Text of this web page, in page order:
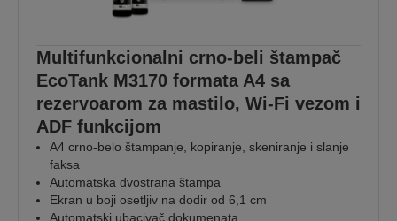
Multifunkcionalni crno-beli štampač
EcoTank M3170 formata A4 sa
rezervoarom za mastilo, Wi-Fi vezom i
ADF funkcijom
A4 crno-belo štampanje, kopiranje, skeniranje i slanje
faksa
Automatska dvostrana štampa
Ekran u boji osetljiv na dodir od 6,1 cm
Automatski ubacivač dokumenata